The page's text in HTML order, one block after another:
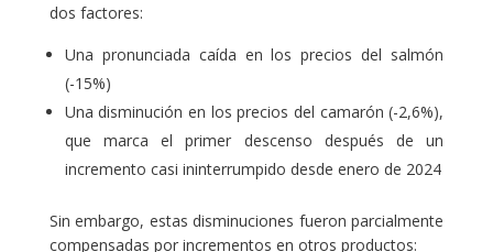
dos factores:
Una pronunciada caída en los precios del salmón
(-15%)
Una disminución en los precios del camarón (-2,6%),
que marca el primer descenso después de un
incremento casi ininterrumpido desde enero de 2024
Sin embargo, estas disminuciones fueron parcialmente
compensadas por incrementos en otros productos: